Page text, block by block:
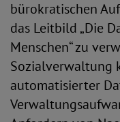
bürokratischen
das Leitbild „Die
Menschen“ zu
Sozialverwaltung
automatisierter